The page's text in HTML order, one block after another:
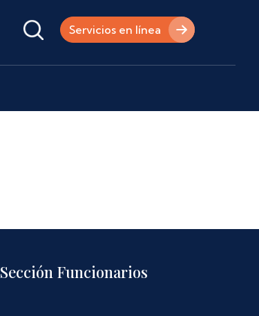
Servicios en línea
Sección Funcionarios